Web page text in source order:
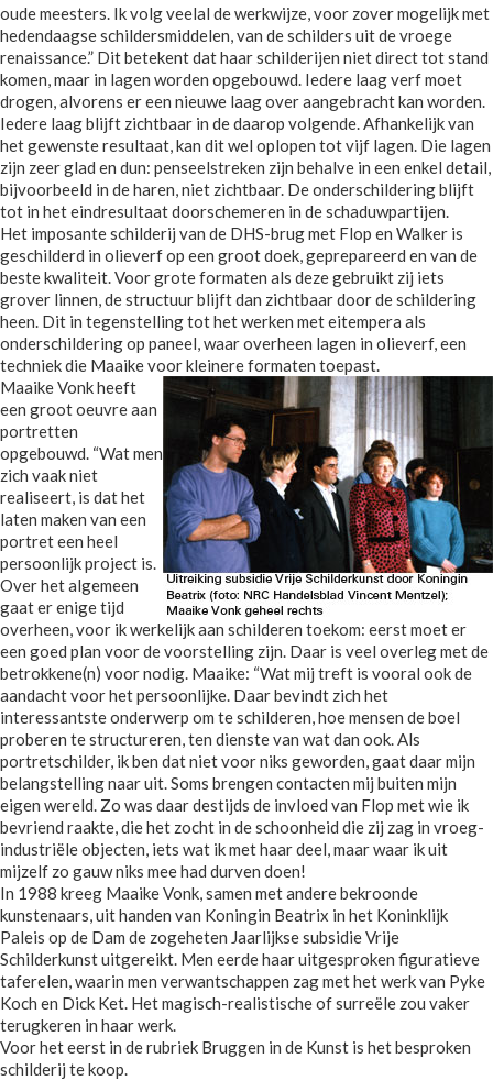
oude meesters. Ik volg veelal de werkwijze, voor zover mogelijk met
hedendaagse schildersmiddelen, van de schilders uit de vroege
renaissance.” Dit betekent dat haar schilderijen niet direct tot stand
komen, maar in lagen worden opgebouwd. Iedere laag verf moet
drogen, alvorens er een nieuwe laag over aangebracht kan worden.
Iedere laag blijft zichtbaar in de daarop volgende. Afhankelijk van
het gewenste resultaat, kan dit wel oplopen tot vijf lagen. Die lagen
zijn zeer glad en dun: penseelstreken zijn behalve in een enkel detail,
bijvoorbeeld in de haren, niet zichtbaar. De onderschildering blijft
tot in het eindresultaat doorschemeren in de schaduwpartijen.
Het imposante schilderij van de DHS-brug met Flop en Walker is
geschilderd in olieverf op een groot doek, geprepareerd en van de
beste kwaliteit. Voor grote formaten als deze gebruikt zij iets
grover linnen, de structuur blijft dan zichtbaar door de schildering
heen. Dit in tegenstelling tot het werken met eitempera als
onderschildering op paneel, waar overheen lagen in olieverf, een
techniek die Maaike voor kleinere formaten toepast.
Maaike Vonk heeft
een groot oeuvre aan
portretten
opgebouwd. “Wat men
zich vaak niet
realiseert, is dat het
laten maken van een
portret een heel
persoonlijk project is.
Over het algemeen
gaat er enige tijd
overheen, voor ik werkelijk aan schilderen toekom: eerst moet er
een goed plan voor de voorstelling zijn. Daar is veel overleg met de
betrokkene(n) voor nodig. Maaike: “Wat mij treft is vooral ook de
aandacht voor het persoonlijke. Daar bevindt zich het
interessantste onderwerp om te schilderen, hoe mensen de boel
proberen te structureren, ten dienste van wat dan ook. Als
portretschilder, ik ben dat niet voor niks geworden, gaat daar mijn
belangstelling naar uit. Soms brengen contacten mij buiten mijn
eigen wereld. Zo was daar destijds de invloed van Flop met wie ik
bevriend raakte, die het zocht in de schoonheid die zij zag in vroeg-
industriële objecten, iets wat ik met haar deel, maar waar ik uit
mijzelf zo gauw niks mee had durven doen!
In 1988 kreeg Maaike Vonk, samen met andere bekroonde
kunstenaars, uit handen van Koningin Beatrix in het Koninklijk
Paleis op de Dam de zogeheten Jaarlijkse subsidie Vrije
Schilderkunst uitgereikt. Men eerde haar uitgesproken figuratieve
taferelen, waarin men verwantschappen zag met het werk van Pyke
Koch en Dick Ket. Het magisch-realistische of surreële zou vaker
terugkeren in haar werk.
Voor het eerst in de rubriek Bruggen in de Kunst is het besproken
schilderij te koop.